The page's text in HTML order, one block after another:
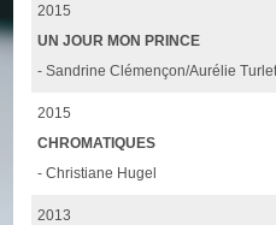
2015
UN JOUR MON PRINCE
- Sandrine Clémençon/Aurélie Turlet
2015
CHROMATIQUES
- Christiane Hugel
2013